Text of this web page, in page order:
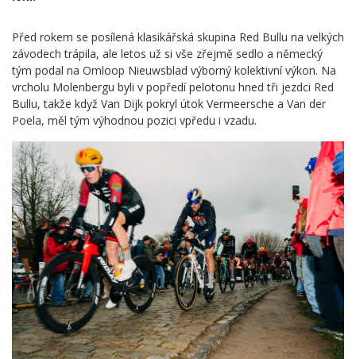
Před rokem se posílená klasikářská skupina Red Bullu na velkých
závodech trápila, ale letos už si vše zřejmě sedlo a německý
tým podal na Omloop Nieuwsblad výborný kolektivní výkon. Na
vrcholu Molenbergu byli v popředí pelotonu hned tři jezdci Red
Bullu, takže když Van Dijk pokryl útok Vermeersche a Van der
Poela, měl tým výhodnou pozici vpředu i vzadu.